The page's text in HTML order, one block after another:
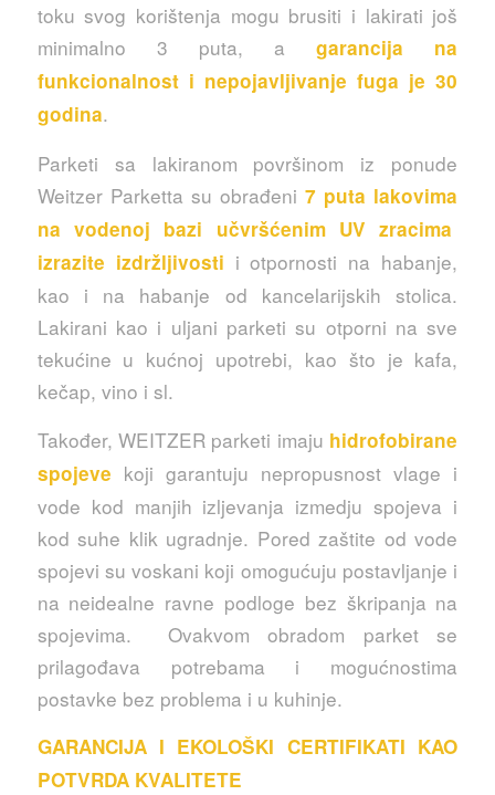
toku svog korištenja mogu brusiti i lakirati još
minimalno 3 puta, agarancija na
funkcionalnost i nepojavljivanje fuga je 30
godina.
Parketi sa lakiranom površinom iz ponude
Weitzer Parketta su obrađeni7 puta lakovima
na vodenoj bazi učvršćenim UV zracima
izrazite izdržljivosti i otpornosti na habanje,
kao i na habanje od kancelarijskih stolica.
Lakirani kao i uljani parketi su otporni na sve
tekućine u kućnoj upotrebi, kao što je kafa,
kečap, vino i sl.
Također, WEITZER parketi imaju hidrofobirane
spojeve koji garantuju nepropusnost vlage i
vode kod manjih izljevanja izmedju spojeva i
kod suhe klik ugradnje. Pored zaštite od vode
spojevi su voskani koji omogućuju postavljanje i
na neidealne ravne podloge bez škripanja na
spojevima. Ovakvom obradom parket se
prilagođava potrebama i mogućnostima
postavke bez problema i u kuhinje.
GARANCIJA I EKOLOŠKI CERTIFIKATI KAO
POTVRDA KVALITETE